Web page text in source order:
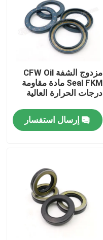
مزدوج الشفة CFW Oil
Seal FKM مادة مقاومة
درجات الحرارة العالية
إرسال استفسار